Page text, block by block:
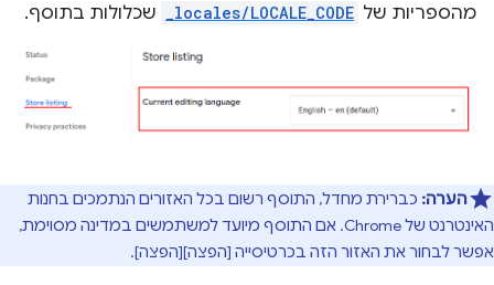
מהספריות של _locales/LOCALE_CODE שכלולות בתוסף.
הערה: כברירת מחדל, התוסף רשום בכל האזורים הנתמכים בחנות
האינטרנט של Chrome. אם התוסף מיועד למשתמשים במדינה מסוימת,
אפשר לבחור את האזור הזה בכרטיסייה [הפצה][הפצה].